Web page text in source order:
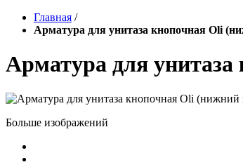
Главная /
Арматура для унитаза кнопочная Oli
Арматура для
Больше изображений